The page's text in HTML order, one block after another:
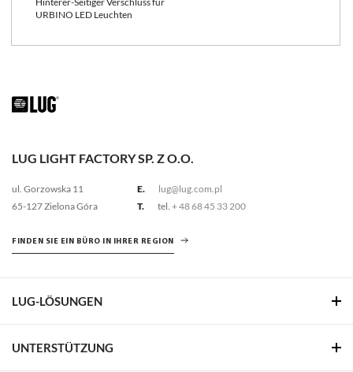
URBINO LED Leuchten
LUG LIGHT FACTORY SP. Z O.O.
ul. Gorzowska 11
65-127 Zielona Góra
E.
lug@lug.com.pl
T.
tel. + 48 68 45 33 200
FINDEN SIE EIN BÜRO IN IHRER REGION
LUG-LÖSUNGEN
UNTERSTÜTZUNG